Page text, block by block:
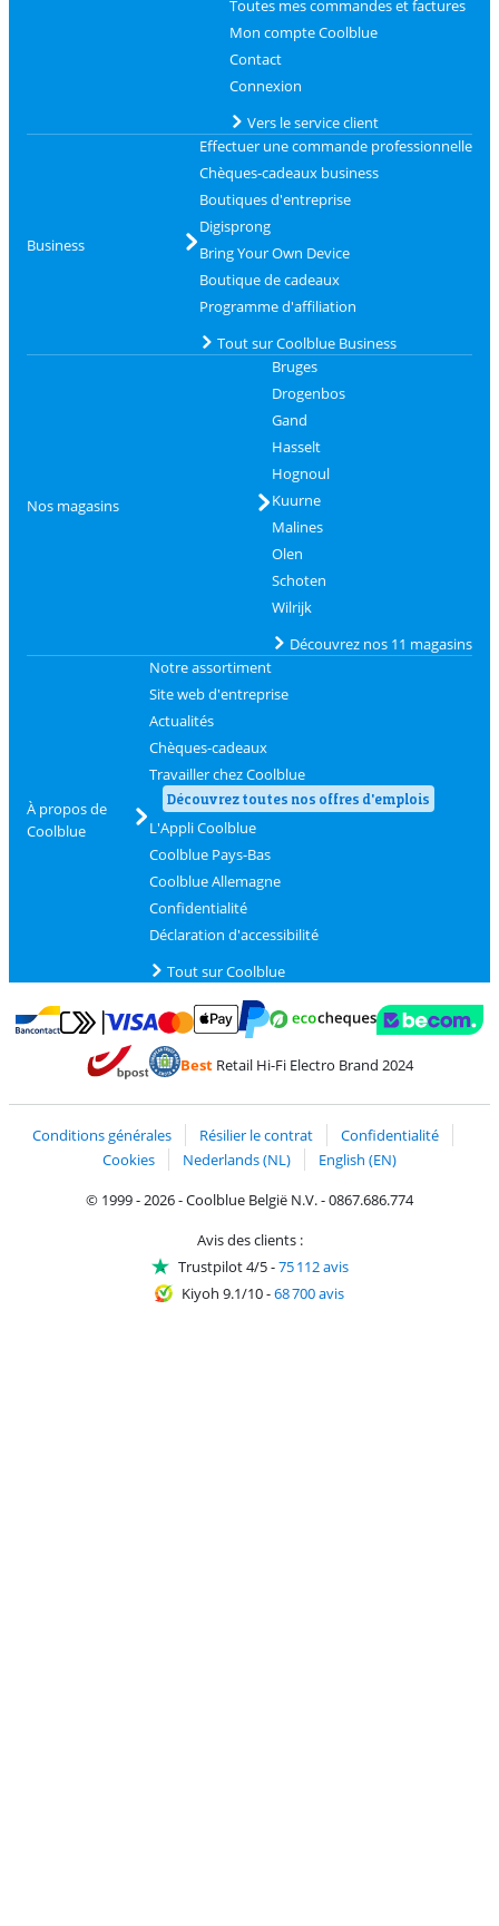
Toutes mes commandes et factures
Mon compte Coolblue
Contact
Connexion
Vers le service client
Business
Effectuer une commande professionnelle
Chèques-cadeaux business
Boutiques d'entreprise
Digisprong
Bring Your Own Device
Boutique de cadeaux
Programme d'affiliation
Tout sur Coolblue Business
Nos magasins
Bruges
Drogenbos
Gand
Hasselt
Hognoul
Kuurne
Malines
Olen
Schoten
Wilrijk
Découvrez nos 11 magasins
À propos de
Coolblue
Notre assortiment
Site web d'entreprise
Actualités
Chèques-cadeaux
Travailler chez Coolblue
Découvrez toutes nos offres d'emplois
L'Appli Coolblue
Coolblue Pays-Bas
Coolblue Allemagne
Confidentialité
Déclaration d'accessibilité
Tout sur Coolblue
Payer avec Bancontact
Payer avec MasterCard et Visa via ClickToPay
BestRetail Hi-Fi Electro Brand 2024
Conditions générales Résilier le contrat
Confidentialité
Cookies
Nederlands (NL)
English (EN)
© 1999 - 2026 - Coolblue België N.V. - 0867.686.774
Avis des clients :
Trustpilot 4/5-75 112 avis
Kiyoh 9.1/10-68 700 avis